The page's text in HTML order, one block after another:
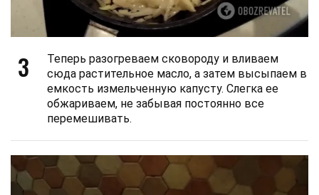
3
Теперь разогреваем сковороду и вливаем
сюда растительное масло, а затем высыпаем в
емкость измельченную капусту. Слегка ее
обжариваем, не забывая постоянно все
перемешивать.